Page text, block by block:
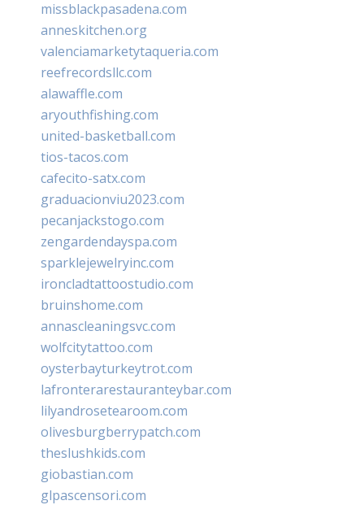
missblackpasadena.com
anneskitchen.org
valenciamarketytaqueria.com
reefrecordsllc.com
alawaffle.com
aryouthfishing.com
united-basketball.com
tios-tacos.com
cafecito-satx.com
graduacionviu2023.com
pecanjackstogo.com
zengardendayspa.com
sparklejewelryinc.com
ironcladtattoostudio.com
bruinshome.com
annascleaningsvc.com
wolfcitytattoo.com
oysterbayturkeytrot.com
lafronterarestauranteybar.com
lilyandrosetearoom.com
olivesburgberrypatch.com
theslushkids.com
giobastian.com
glpascensori.com